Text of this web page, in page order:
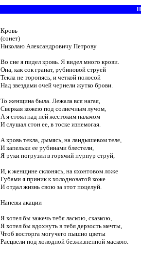
Кровь
(сонет)
Николаю Александровичу Петрову
Во сне я пидел кровь. Я видел много крови.
Она, как сок гранат, рубиновой струей
Текла не торопясь, и четкой полосой
Над звездами очей чернели жутко брови.
То женщина была. Лежала вся нагая,
Сверкая кожею под солнечным лучом,
А я стоял над ней жестоким палачом
И слушал стон ее, в тоске изнемогая.
А кровь текла, дымясь, на ландышевом теле,
И капельки ее рубинами блестели,
Я руки погрузил в горячий пурпур струй,
И, к женщине склонясь, на яхонтовом ложе
Губами я приник к холодноватой коже
И отдал жизнь свою за этот поцелуй.
Напевы акации
Я хотел бы зажечь тебя ласкою, сказкою,
Я хотел бы вдохнуть в тебя дерзость мечты,
Чтоб восторга могучего пышно цветы
Расцвели под холодной безжизненной маскою.